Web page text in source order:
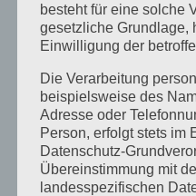
März 2024
Januar 2024
Dezember 2023
November 2023
Oktober 2023
September 2023
besteht für eine solche
gesetzliche Grundlage,
Einwilligung der
Die Verarbeitung
beispielsweise des
Adresse oder
Person, erfolgt stets im
Datenschutz-
Übereinstimmung mit
landesspezifischen